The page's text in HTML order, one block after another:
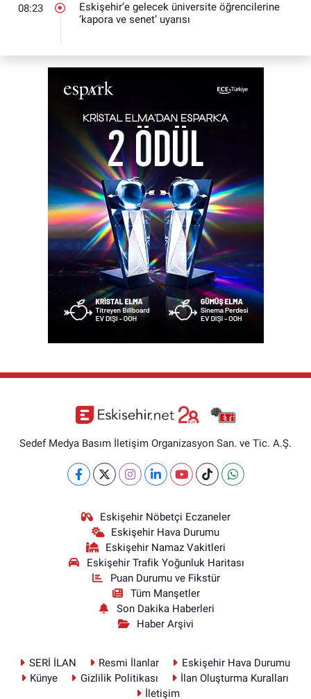
08:23
Eskişehir’e gelecek üniversite öğrencilerine
‘kapora ve senet’ uyarısı
Sedef Medya Basım İletişim Organizasyon San. ve Tic. A.Ş.
Eskişehir Nöbetçi Eczaneler
Eskişehir Hava Durumu
Eskişehir Namaz Vakitleri
Eskişehir Trafik Yoğunluk Haritası
Puan Durumu ve Fikstür
Tüm Manşetler
Son Dakika Haberleri
Haber Arşivi
SERİ İLAN Resmi İlanlar
Eskişehir Hava Durumu
Künye
Gizlilik Politikası
İlan Oluşturma Kuralları
İletişim